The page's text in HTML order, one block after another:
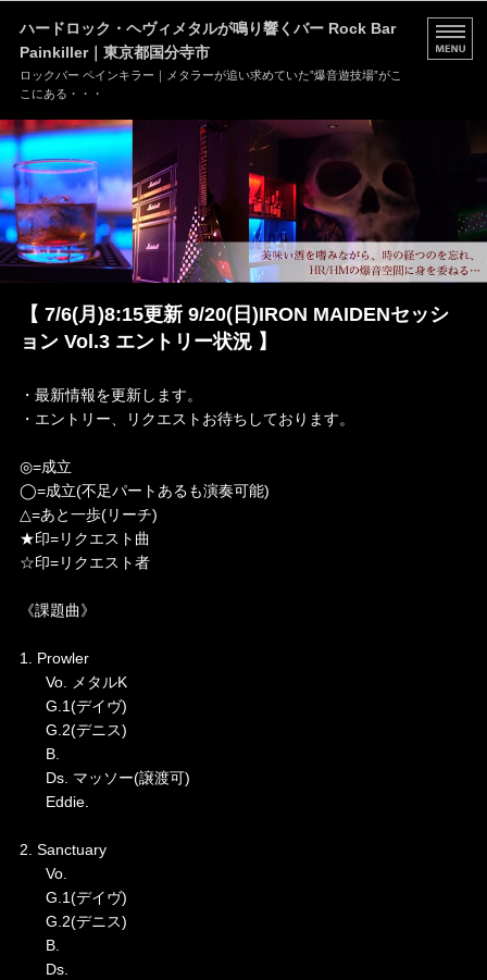
ハードロック・ヘヴィメタルが鳴り響くバー Rock Bar
Painkiller｜東京都国分寺市
ロックバー ペインキラー｜メタラーが追い求めていた”爆音遊技場”がこ
こにある・・・
HOME
MENU
店舗情報
ブログ
お問い合わせ
【 7/6(月)8:15更新 9/20(日)IRON MAIDENセッシ
ョン Vol.3 エントリー状況 】
・最新情報を更新します。
・エントリー、リクエストお待ちしております。
◎=成立
◯=成立(不足パートあるも演奏可能)
△=あと一歩(リーチ)
★印=リクエスト曲
☆印=リクエスト者
《課題曲》
1. Prowler
Vo. メタルK
G.1(デイヴ)
G.2(デニス)
B.
Ds. マッソー(譲渡可)
Eddie.
2. Sanctuary
Vo.
G.1(デイヴ)
G.2(デニス)
B.
Ds.